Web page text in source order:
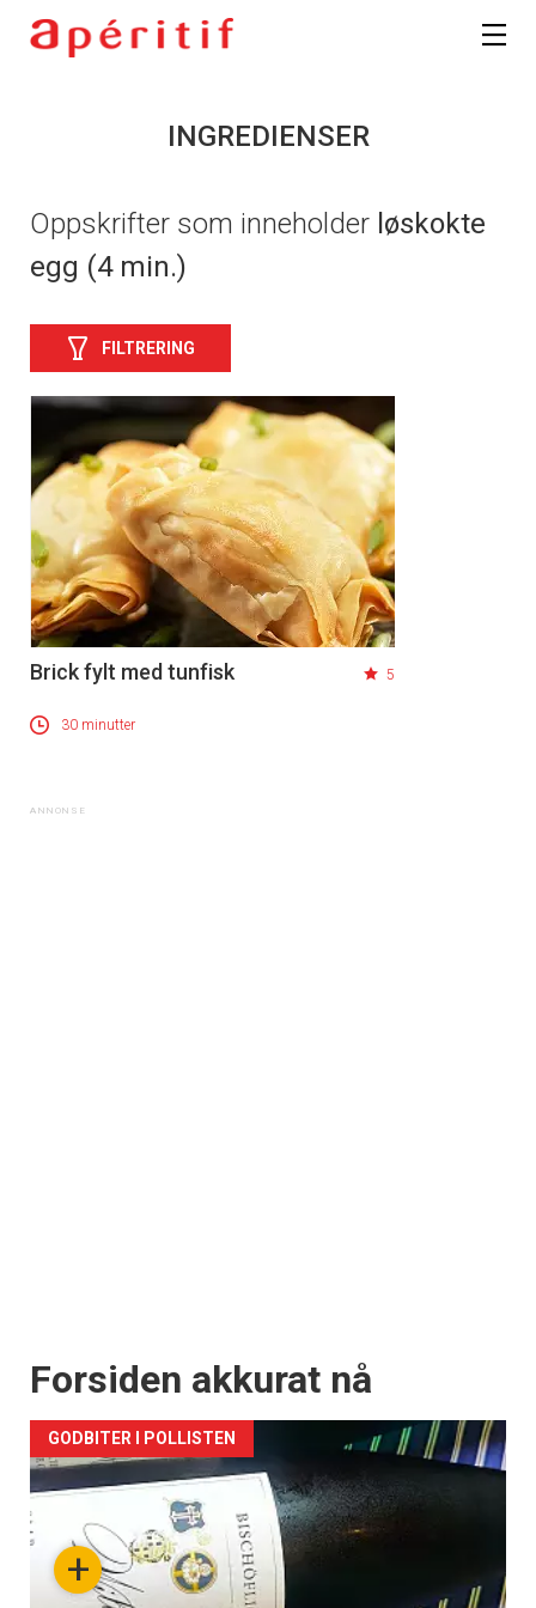
INGREDIENSER
Oppskrifter som inneholder løskokte
egg (4 min.)
FILTRERING
Brick fylt med tunfisk 5
30 minutter
Forsiden akkurat nå
+
GODBITER I POLLISTEN